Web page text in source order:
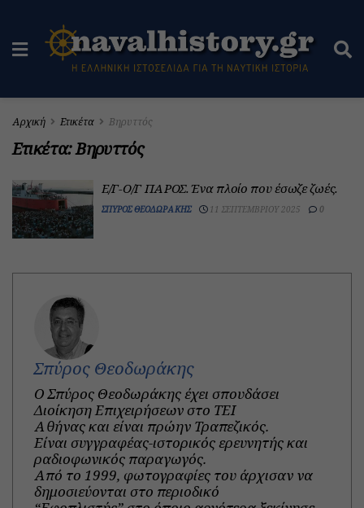
Αρχική Ετικέτα Βηρυττός
Ετικέτα:Βηρυττός
Ε/Γ-Ο/Γ ΠΑΡΟΣ. Ένα πλοίο που έσωζε ζωές.
ΣΠΎΡΟΣ ΘΕΟΔΩΡΆΚΗΣ 11 ΣΕΠΤΕΜΒΡΊΟΥ 2025 0
Σπύρος Θεοδωράκης
Ο Σπύρος Θεοδωράκης έχει σπουδάσει
Διοίκηση Επιχειρήσεων στο ΤΕΙ
Αθήνας και είναι πρώην Τραπεζικός.
Είναι συγγραφέας-ιστορικός ερευνητής και
ραδιοφωνικός παραγωγός.
Από το 1999, φωτογραφίες του άρχισαν να
δημοσιεύονται στο περιοδικό